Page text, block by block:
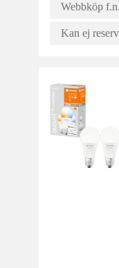
Webbköp
Kan ej